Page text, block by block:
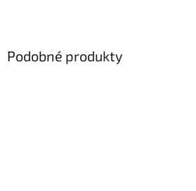
Podobné produkty